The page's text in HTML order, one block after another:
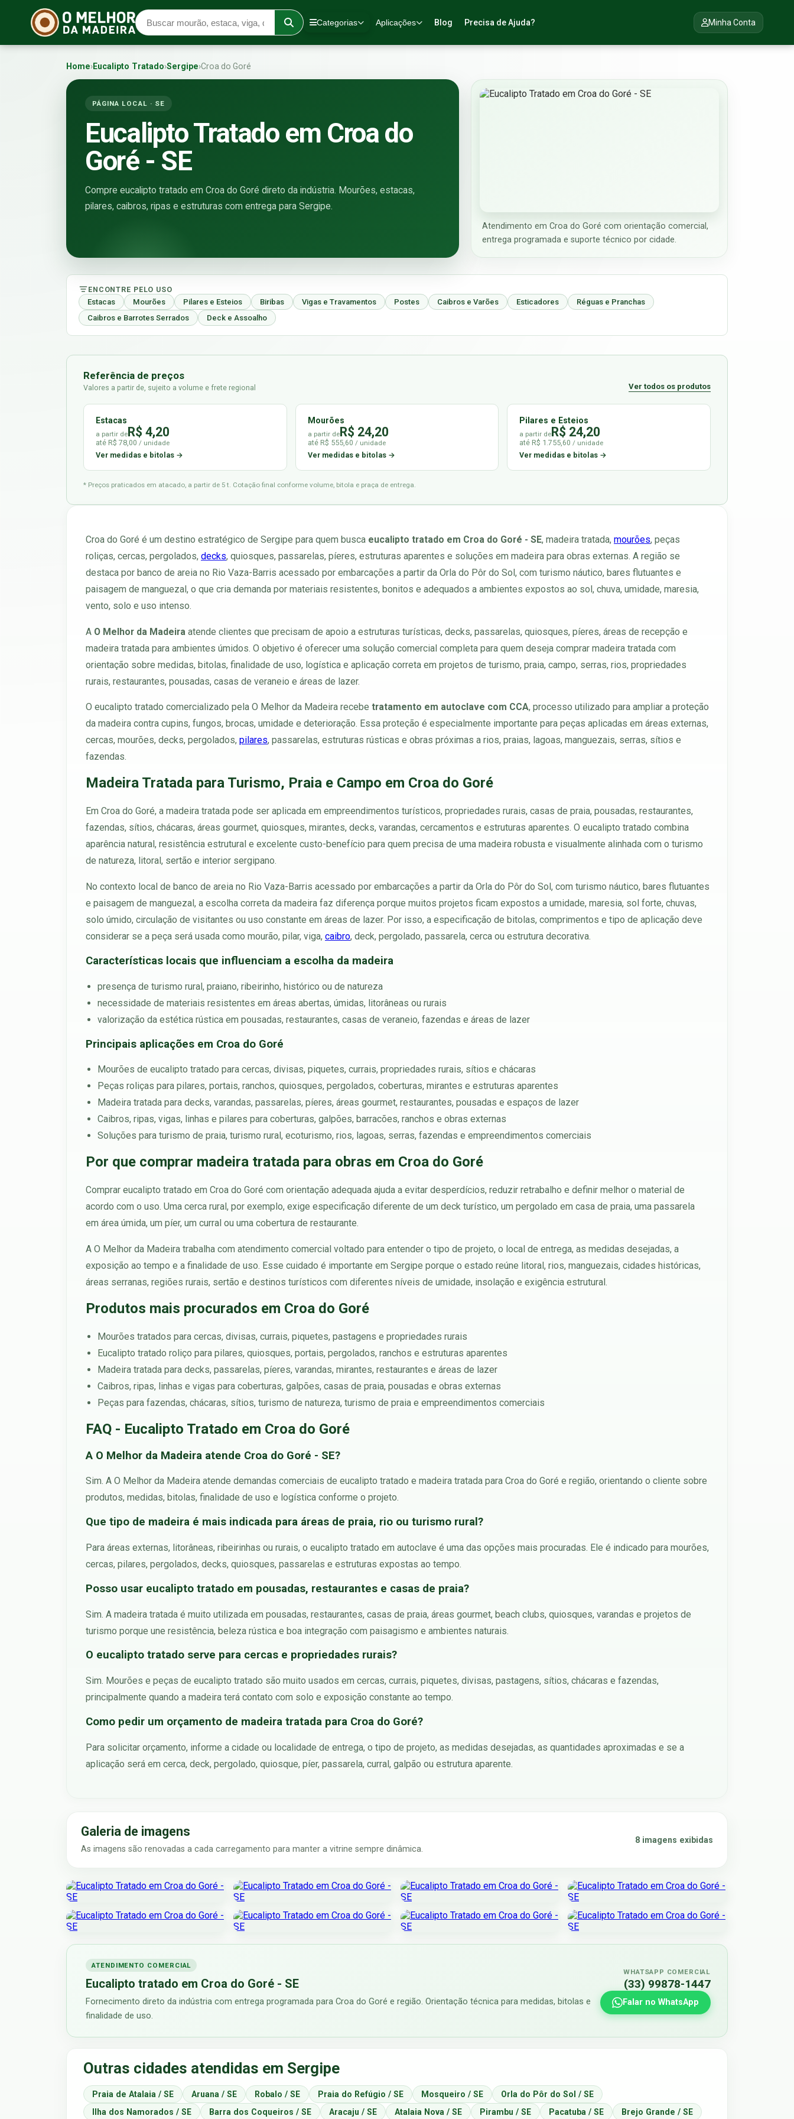
Categorias Aplicações Blog Precisa de Ajuda? Minha Conta
Home›Eucalipto Tratado›Sergipe›Croa do Goré
PÁGINA LOCAL · SE
Eucalipto Tratado em Croa do
Goré - SE
Compre eucalipto tratado em Croa do Goré direto da indústria. Mourões, estacas,
pilares, caibros, ripas e estruturas com entrega para Sergipe.
Atendimento em Croa do Goré com orientação comercial,
entrega programada e suporte técnico por cidade.
ENCONTRE PELO USO
Estacas
Mourões Pilares e Esteios Biribas Vigas e Travamentos Postes Caibros e Varões Esticadores
Réguas e Pranchas
Caibros e Barrotes Serrados
Deck e Assoalho
Referência de preços
Valores a partir de, sujeito a volume e frete regional Ver todos os produtos
Estacas
a partir deR$ 4,20
até R$ 78,00 / unidade
Ver medidas e bitolas →
Mourões
a partir deR$ 24,20
até R$ 555,60 / unidade
Ver medidas e bitolas →
Pilares e Esteios
a partir deR$ 24,20
até R$ 1.755,60/ unidade
Ver medidas e bitolas →
* Preços praticados em atacado, a partir de 5 t. Cotação final conforme volume, bitola e praça de entrega.
Croa do Goré é um destino estratégico de Sergipe para quem busca eucalipto tratado em Croa do Goré - SE, madeira tratada, mourões, peças
roliças, cercas, pergolados, decks, quiosques, passarelas, píeres, estruturas aparentes e soluções em madeira para obras externas. A região se
destaca por banco de areia no Rio Vaza-Barris acessado por embarcações a partir da Orla do Pôr do Sol, com turismo náutico, bares flutuantes e
paisagem de manguezal, o que cria demanda por materiais resistentes, bonitos e adequados a ambientes expostos ao sol, chuva, umidade, maresia,
vento, solo e uso intenso.
A O Melhor da Madeira atende clientes que precisam de apoio a estruturas turísticas, decks, passarelas, quiosques, píeres, áreas de recepção e
madeira tratada para ambientes úmidos. O objetivo é oferecer uma solução comercial completa para quem deseja comprar madeira tratada com
orientação sobre medidas, bitolas, finalidade de uso, logística e aplicação correta em projetos de turismo, praia, campo, serras, rios, propriedades
rurais, restaurantes, pousadas, casas de veraneio e áreas de lazer.
O eucalipto tratado comercializado pela O Melhor da Madeira recebe tratamento em autoclave com CCA, processo utilizado para ampliar a proteção
da madeira contra cupins, fungos, brocas, umidade e deterioração. Essa proteção é especialmente importante para peças aplicadas em áreas externas,
cercas, mourões, decks, pergolados, pilares, passarelas, estruturas rústicas e obras próximas a rios, praias, lagoas, manguezais, serras, sítios e
fazendas.
Madeira Tratada para Turismo, Praia e Campo em Croa do Goré
Em Croa do Goré, a madeira tratada pode ser aplicada em empreendimentos turísticos, propriedades rurais, casas de praia, pousadas, restaurantes,
fazendas, sítios, chácaras, áreas gourmet, quiosques, mirantes, decks, varandas, cercamentos e estruturas aparentes. O eucalipto tratado combina
aparência natural, resistência estrutural e excelente custo-benefício para quem precisa de uma madeira robusta e visualmente alinhada com o turismo
de natureza, litoral, sertão e interior sergipano.
No contexto local de banco de areia no Rio Vaza-Barris acessado por embarcações a partir da Orla do Pôr do Sol, com turismo náutico, bares flutuantes
e paisagem de manguezal, a escolha correta da madeira faz diferença porque muitos projetos ficam expostos a umidade, maresia, sol forte, chuvas,
solo úmido, circulação de visitantes ou uso constante em áreas de lazer. Por isso, a especificação de bitolas, comprimentos e tipo de aplicação deve
considerar se a peça será usada como mourão, pilar, viga, caibro, deck, pergolado, passarela, cerca ou estrutura decorativa.
Características locais que influenciam a escolha da madeira
presença de turismo rural, praiano, ribeirinho, histórico ou de natureza
necessidade de materiais resistentes em áreas abertas, úmidas, litorâneas ou rurais
valorização da estética rústica em pousadas, restaurantes, casas de veraneio, fazendas e áreas de lazer
Principais aplicações em Croa do Goré
Mourões de eucalipto tratado para cercas, divisas, piquetes, currais, propriedades rurais, sítios e chácaras
Peças roliças para pilares, portais, ranchos, quiosques, pergolados, coberturas, mirantes e estruturas aparentes
Madeira tratada para decks, varandas, passarelas, píeres, áreas gourmet, restaurantes, pousadas e espaços de lazer
Caibros, ripas, vigas, linhas e pilares para coberturas, galpões, barracões, ranchos e obras externas
Soluções para turismo de praia, turismo rural, ecoturismo, rios, lagoas, serras, fazendas e empreendimentos comerciais
Por que comprar madeira tratada para obras em Croa do Goré
Comprar eucalipto tratado em Croa do Goré com orientação adequada ajuda a evitar desperdícios, reduzir retrabalho e definir melhor o material de
acordo com o uso. Uma cerca rural, por exemplo, exige especificação diferente de um deck turístico, um pergolado em casa de praia, uma passarela
em área úmida, um píer, um curral ou uma cobertura de restaurante.
A O Melhor da Madeira trabalha com atendimento comercial voltado para entender o tipo de projeto, o local de entrega, as medidas desejadas, a
exposição ao tempo e a finalidade de uso. Esse cuidado é importante em Sergipe porque o estado reúne litoral, rios, manguezais, cidades históricas,
áreas serranas, regiões rurais, sertão e destinos turísticos com diferentes níveis de umidade, insolação e exigência estrutural.
Produtos mais procurados em Croa do Goré
Mourões tratados para cercas, divisas, currais, piquetes, pastagens e propriedades rurais
Eucalipto tratado roliço para pilares, quiosques, portais, pergolados, ranchos e estruturas aparentes
Madeira tratada para decks, passarelas, píeres, varandas, mirantes, restaurantes e áreas de lazer
Caibros, ripas, linhas e vigas para coberturas, galpões, casas de praia, pousadas e obras externas
Peças para fazendas, chácaras, sítios, turismo de natureza, turismo de praia e empreendimentos comerciais
FAQ - Eucalipto Tratado em Croa do Goré
A O Melhor da Madeira atende Croa do Goré - SE?
Sim. A O Melhor da Madeira atende demandas comerciais de eucalipto tratado e madeira tratada para Croa do Goré e região, orientando o cliente sobre
produtos, medidas, bitolas, finalidade de uso e logística conforme o projeto.
Que tipo de madeira é mais indicada para áreas de praia, rio ou turismo rural?
Para áreas externas, litorâneas, ribeirinhas ou rurais, o eucalipto tratado em autoclave é uma das opções mais procuradas. Ele é indicado para mourões,
cercas, pilares, pergolados, decks, quiosques, passarelas e estruturas expostas ao tempo.
Posso usar eucalipto tratado em pousadas, restaurantes e casas de praia?
Sim. A madeira tratada é muito utilizada em pousadas, restaurantes, casas de praia, áreas gourmet, beach clubs, quiosques, varandas e projetos de
turismo porque une resistência, beleza rústica e boa integração com paisagismo e ambientes naturais.
O eucalipto tratado serve para cercas e propriedades rurais?
Sim. Mourões e peças de eucalipto tratado são muito usados em cercas, currais, piquetes, divisas, pastagens, sítios, chácaras e fazendas,
principalmente quando a madeira terá contato com solo e exposição constante ao tempo.
Como pedir um orçamento de madeira tratada para Croa do Goré?
Para solicitar orçamento, informe a cidade ou localidade de entrega, o tipo de projeto, as medidas desejadas, as quantidades aproximadas e se a
aplicação será em cerca, deck, pergolado, quiosque, píer, passarela, curral, galpão ou estrutura aparente.
Galeria de imagens
As imagens são renovadas a cada carregamento para manter a vitrine sempre dinâmica.
8 imagens exibidas
ATENDIMENTO COMERCIAL
Eucalipto tratado em Croa do Goré - SE
Fornecimento direto da indústria com entrega programada para Croa do Goré e região. Orientação técnica para medidas, bitolas e
finalidade de uso.
WHATSAPP COMERCIAL
(33) 99878-1447
Falar no WhatsApp
Outras cidades atendidas em Sergipe
Praia de Atalaia / SE Aruana / SE Robalo / SE Praia do Refúgio / SE Mosqueiro / SE
Orla do Pôr do Sol / SE
Ilha dos Namorados / SE
Barra dos Coqueiros / SE Aracaju / SE Atalaia Nova / SE Pirambu / SE Pacatuba / SE Brejo Grande / SE